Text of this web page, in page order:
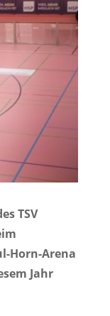
TSV
Horn-Arena
Jahr